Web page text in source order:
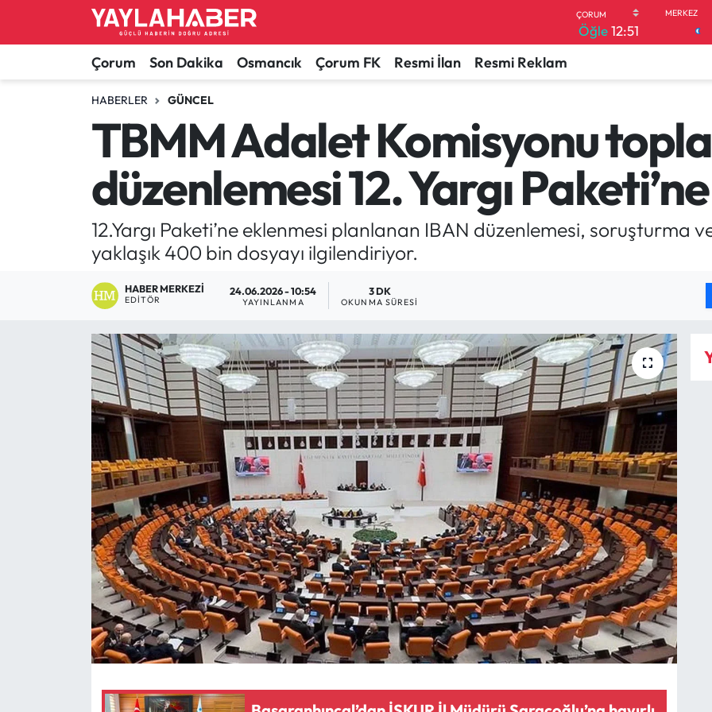
Öğle12:51
Çorum Son Dakika Osmancık Çorum FK Resmi İlan Resmi Reklam
HABERLER GÜNCEL
TBMM Adalet Komisyonu
düzenlemesi 12. Yargı
12.Yargı Paketi’ne eklenmesi planlanan IBAN düzenlemesi, soruşturma
yaklaşık 400 bin dosyayı ilgilendiriyor.
HABER MERKEZI
EDITÖR
24.06.2026 - 10:54
YAYINLANMA
3 DK
OKUNMA SÜRESI
Alaca Haberleri
Bayat Haberleri
Bilgi - Keşfet Haberleri
Bilim ve Teknoloji
Boğazkale Haberleri
Çorum Haberleri
Çorum Son Dakika Haberleri
Dodurga Haberleri
Ekonomi
İskilip Haberleri
Kargı Haberleri
Kültür Sanat
Laçin Haberleri
Çorum Nöbetçi Eczaneler
Çorum Hava Durumu
Çorum Namaz Vakitleri
Çorum Trafik Yoğunluk Haritası
TFF 1.Lig Puan Durumu ve Fikstür
Tüm Manşetler
Son Dakika Haberleri
Haber Arşivi